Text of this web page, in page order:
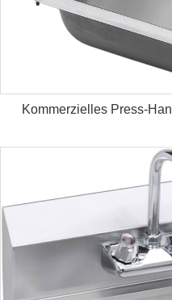
Kommerzielles Press-